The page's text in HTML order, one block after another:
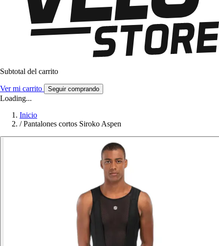
Subtotal del carrito
Ver mi carrito Seguir comprando
Loading...
Inicio
/ Pantalones cortos Siroko Aspen